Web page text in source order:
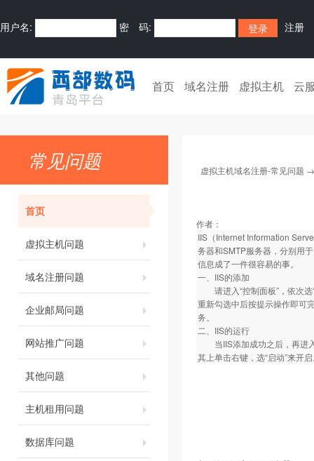
用户名: 密 码: 注册
首页 域名注册 虚拟主机 云
常见问题
首页
虚拟主机问题
域名注册问题
企业邮局问题
网站推广问题
其他问题
主机租用问题
数据库问题
虚拟主机域名注册-常见问题
作者：
IIS（Internet Information
务器和SMTP服务器，分别用
信息成了一件很容易的事。
一、IIS的添加
请进入“控制面板”，依次选
重新勾选中后按提示操作即可
务。
二、IIS的运行
当IIS添加成功之后，再进入
其上单击右键，选“启动”来开